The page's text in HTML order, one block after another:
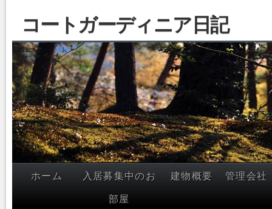
コートガーディニア日記
ホーム
入居募集中のお
部屋
建物概要 管理会社